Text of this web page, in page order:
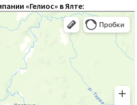
«Гелиос» в Ялте: